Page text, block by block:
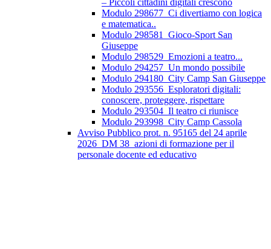
– Piccoli cittadini digitali crescono
Modulo 298677_Ci divertiamo con logica
e matematica..
Modulo 298581_Gioco-Sport San
Giuseppe
Modulo 298529_Emozioni a teatro...
Modulo 294257_Un mondo possibile
Modulo 294180_City Camp San Giuseppe
Modulo 293556_Esploratori digitali:
conoscere, proteggere, rispettare
Modulo 293504_Il teatro ci riunisce
Modulo 293998_City Camp Cassola
Avviso Pubblico prot. n. 95165 del 24 aprile
2026_DM 38_azioni di formazione per il
personale docente ed educativo